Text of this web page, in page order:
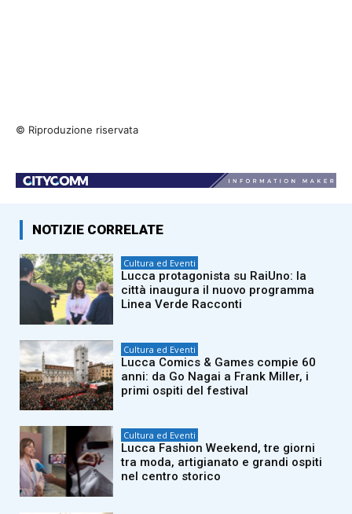
© Riproduzione riservata
NOTIZIE CORRELATE
Cultura ed Eventi
Lucca protagonista su RaiUno: la
città inaugura il nuovo programma
Linea Verde Racconti
Cultura ed Eventi
Lucca Comics & Games compie 60
anni: da Go Nagai a Frank Miller, i
primi ospiti del festival
Cultura ed Eventi
Lucca Fashion Weekend, tre giorni
tra moda, artigianato e grandi ospiti
nel centro storico